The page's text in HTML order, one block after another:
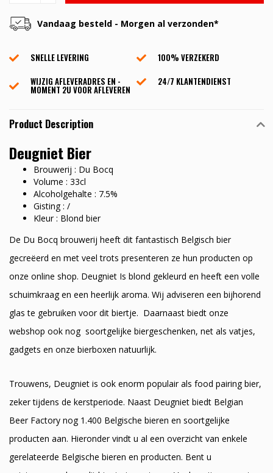
Vandaag besteld - Morgen al verzonden*
SNELLE LEVERING
100% VERZEKERD
WIJZIG AFLEVERADRES EN -
MOMENT 2U VOOR AFLEVEREN
24/7 KLANTENDIENST
Product Description
Deugniet Bier
Brouwerij : Du Bocq
Volume : 33cl
Alcoholgehalte : 7.5%
Gisting : /
Kleur : Blond bier
De Du Bocq brouwerij heeft dit fantastisch Belgisch bier
gecreëerd en met veel trots presenteren ze hun producten op
onze online shop. Deugniet Is blond gekleurd en heeft een volle
schuimkraag en een heerlijk aroma. Wij adviseren een bijhorend
glas te gebruiken voor dit biertje. Daarnaast biedt onze
webshop ook nog soortgelijke biergeschenken, net als vatjes,
gadgets en onze bierboxen natuurlijk.
Trouwens, Deugniet is ook enorm populair als food pairing bier,
zeker tijdens de kerstperiode. Naast Deugniet biedt Belgian
Beer Factory nog 1.400 Belgische bieren en soortgelijke
producten aan. Hieronder vindt u al een overzicht van enkele
gerelateerde Belgische bieren en producten. Bent u